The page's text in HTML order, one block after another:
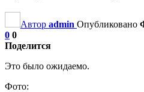
Автор admin Опубликовано
0 0
Поделится
Это было ожидаемо.
Фото: